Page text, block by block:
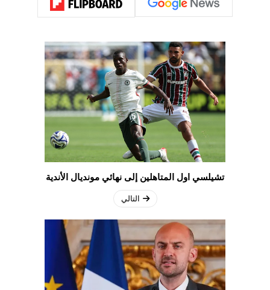
تشيلسي اول المتاهلين إلى نهائي مونديال الأندية
التالي